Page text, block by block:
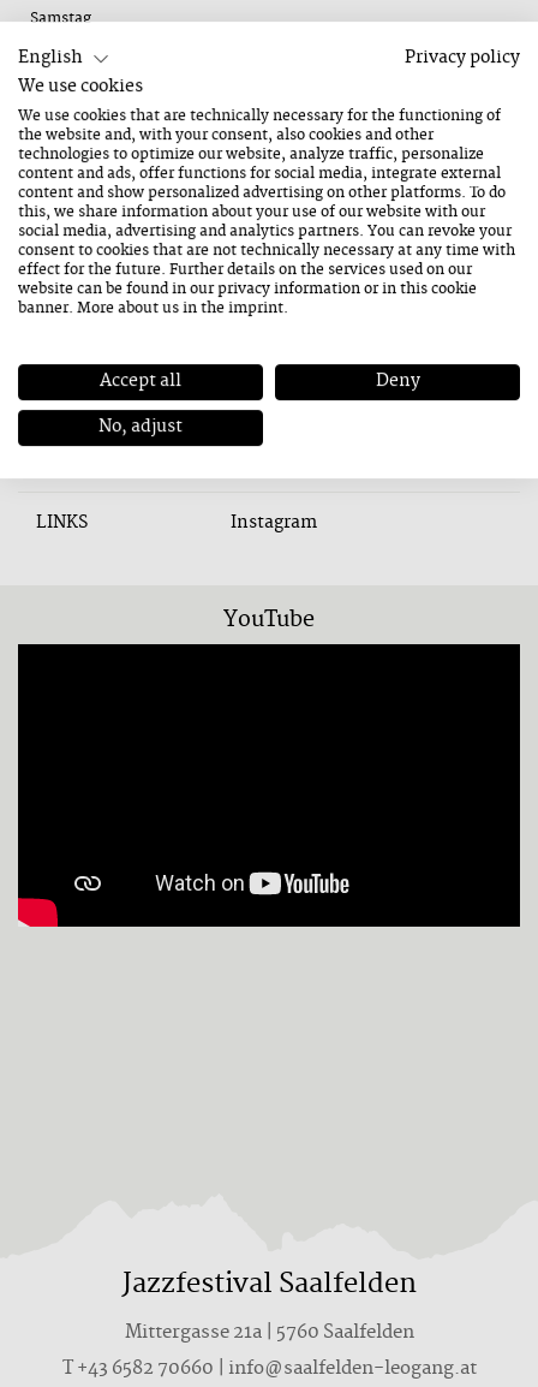
Samstag
19:00 Uhr
Dauer: 1 Stunde
Kontakt
ADRESSE
Mittergasse 18
5760 Saalfelden
Informationen
TAGS Otto Gruberhalle
LINKS Instagram
YouTube
Jazzfestival Saalfelden
Mittergasse 21a | 5760 Saalfelden
T+43 6582 70660 | info@saalfelden-leogang.at
English
Privacy policy
We use cookies
We use cookies that are technically necessary for the functioning of
the website and, with your consent, also cookies and other
technologies to optimize our website, analyze traffic, personalize
content and ads, offer functions for social media, integrate external
content and show personalized advertising on other platforms. To do
this, we share information about your use of our website with our
social media, advertising and analytics partners. You can revoke your
consent to cookies that are not technically necessary at any time with
effect for the future. Further details on the services used on our
website can be found in ourprivacy informationor in this cookie
banner. More about us in theimprint.
Accept all
Deny
No, adjust